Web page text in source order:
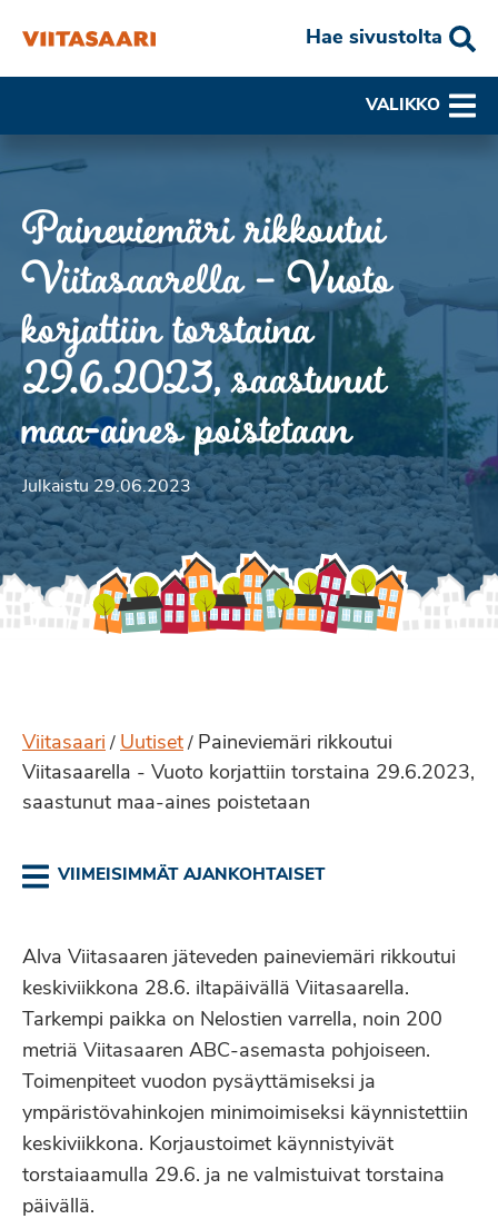
Hae sivustolta
VALIKKO
Paineviemäri rikkoutui
Viitasaarella – Vuoto
korjattiin torstaina
29.6.2023, saastunut
maa-aines poistetaan
Julkaistu 29.06.2023
Viitasaari / Uutiset / Paineviemäri rikkoutui
Viitasaarella - Vuoto korjattiin torstaina 29.6.2023,
saastunut maa-aines poistetaan
VIIMEISIMMÄT AJANKOHTAISET
Alva Viitasaaren jäteveden paineviemäri rikkoutui
keskiviikkona 28.6. iltapäivällä Viitasaarella.
Tarkempi paikka on Nelostien varrella, noin 200
metriä Viitasaaren ABC-asemasta pohjoiseen.
Toimenpiteet vuodon pysäyttämiseksi ja
ympäristövahinkojen minimoimiseksi käynnistettiin
keskiviikkona. Korjaustoimet käynnistyivät
torstaiaamulla 29.6. ja ne valmistuivat torstaina
päivällä.